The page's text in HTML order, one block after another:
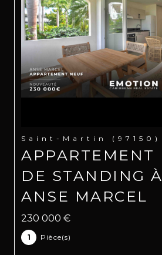
Saint-Martin (97150)
APPARTEMENT
DE STANDING À
ANSE MARCEL
230 000 €
1 Pièce(s)